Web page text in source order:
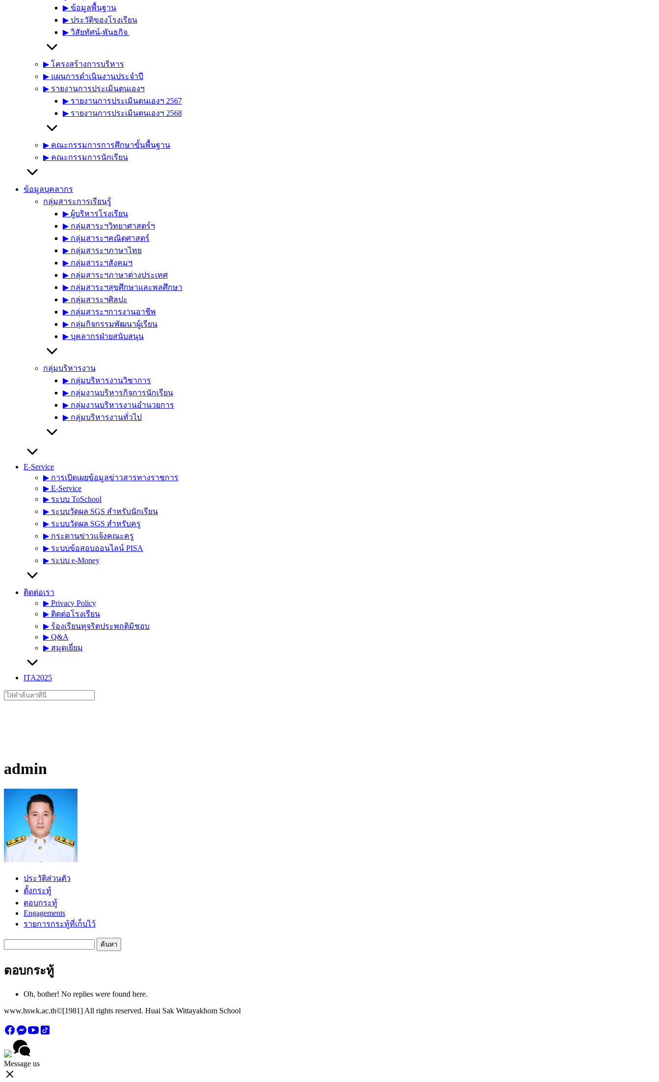
▶︎ ข้อมูลพื้นฐาน
▶︎ ประวัติของโรงเรียน
▶︎ วิสัยทัศน์-พันธกิจ
▶︎ โครงสร้างการบริหาร
▶︎ แผนการดำเนินงานประจำปี
▶︎ รายงานการประเมินตนเองฯ
▶︎ รายงานการประเมินตนเองฯ 2567
▶︎ รายงานการประเมินตนเองฯ 2568
▶︎ คณะกรรมการการศึกษาขั้นพื้นฐาน
▶︎ คณะกรรมการนักเรียน
ข้อมูลบุคลากร
กลุ่มสาระการเรียนรู้
▶︎ ผู้บริหารโรงเรียน
▶︎ กลุ่มสาระฯวิทยาศาสตร์ฯ
▶︎ กลุ่มสาระฯคณิตศาสตร์
▶︎ กลุ่มสาระฯภาษาไทย
▶︎ กลุ่มสาระฯสังคมฯ
▶︎ กลุ่มสาระฯภาษาต่างประเทศ
▶︎ กลุ่มสาระฯสุขศึกษาและพลศึกษา
▶︎ กลุ่มสาระฯศิลปะ
▶︎ กลุ่มสาระฯการงานอาชีพ
▶︎ กลุ่มกิจกรรมพัฒนาผู้เรียน
▶︎ บุคลากรฝ่ายสนับสนุน
กลุ่มบริหารงาน
▶︎ กลุ่มบริหารงานวิชาการ
▶︎ กลุ่มงานบริหารกิจการนักเรียน
▶︎ กลุ่มงานบริหารงานอำนวยการ
▶︎ กลุ่มบริหารงานทั่วไป
E-Service
▶︎ การเปิดเผยข้อมูลข่าวสารทางราชการ
▶︎ E-Service
▶︎ ระบบ ToSchool
▶︎ ระบบวัดผล SGS สำหรับนักเรียน
▶︎ ระบบวัดผล SGS สำหรับครู
▶︎ กระดานข่าวแจ้งคณะครู
▶︎ ระบบข้อสอบออนไลน์ PISA
▶︎ ระบบ e-Money
ติดต่อเรา
▶︎ Privacy Policy
▶︎ ติดต่อโรงเรียน
▶︎ ร้องเรียนทุจริตประพฤติมิชอบ
▶︎ Q&A
▶︎ สมุดเยี่ยม
ITA2025
Search
for:
admin
ประวัติส่วนตัว
ตั้งกระทู้
ตอบกระทู้
Engagements
รายการกระทู้ที่เก็บไว้
Search
replies:
ตอบกระทู้
Oh, bother! No replies were found here.
www.hswk.ac.th©[1981] All rights reserved. Huai Sak Wittayakhom School
Message us